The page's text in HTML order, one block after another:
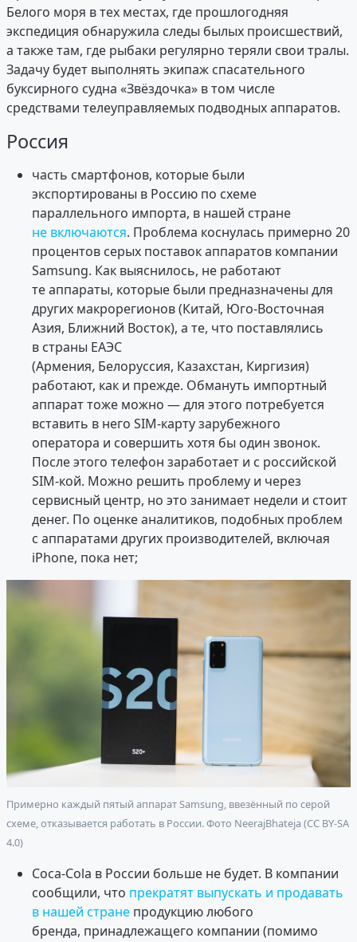
Белого моря в тех местах, где прошлогодняя
экспедиция обнаружила следы былых происшествий,
а также там, где рыбаки регулярно теряли свои тралы.
Задачу будет выполнять экипаж спасательного
буксирного судна «Звёздочка» в том числе
средствами телеуправляемых подводных аппаратов.
Россия
часть смартфонов, которые были
экспортированы в Россию по схеме
параллельного импорта, в нашей стране
не включаются. Проблема коснулась примерно 20
процентов серых поставок аппаратов компании
Samsung. Как выяснилось, не работают
те аппараты, которые были предназначены для
других макрорегионов (Китай, Юго-Восточная
Азия, Ближний Восток), а те, что поставлялись
в страны ЕАЭС
(Армения, Белоруссия, Казахстан, Киргизия)
работают, как и прежде. Обмануть импортный
аппарат тоже можно — для этого потребуется
вставить в него SIM-карту зарубежного
оператора и совершить хотя бы один звонок.
После этого телефон заработает и с российской
SIM-кой. Можно решить проблему и через
сервисный центр, но это занимает недели и стоит
денег. По оценке аналитиков, подобных проблем
с аппаратами других производителей, включая
iPhone, пока нет;
Примерно каждый пятый аппарат Samsung, ввезённый по серой
схеме, отказывается работать в России. Фото NeerajBhateja (CC BY-SA
4.0)
Coca-Cola в России больше не будет. В компании
сообщили, что прекратят выпускать и продавать
в нашей стране продукцию любого
бренда, принадлежащего компании (помимо